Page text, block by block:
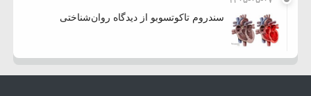
سندروم تاکوتسوبو از دیدگاه روان‌شناختی